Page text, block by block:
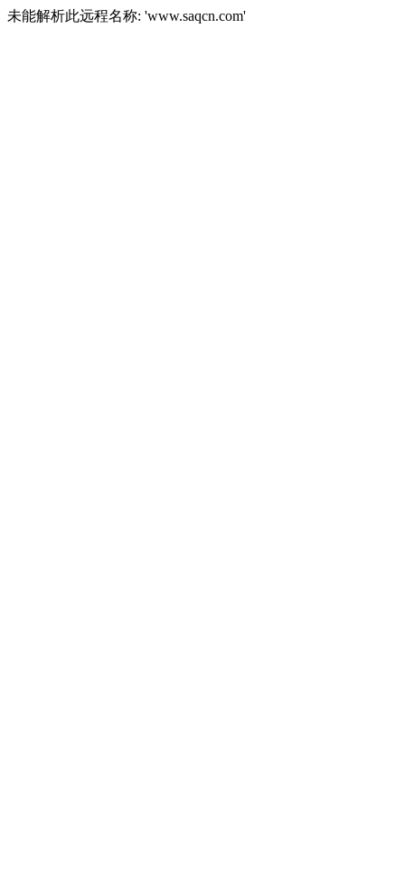
未能解析此远程名称: 'www.saqcn.com'